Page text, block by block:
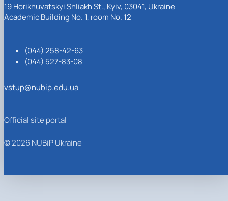
19 Horikhuvatskyi Shliakh St., Kyiv, 03041, Ukraine
Academic Building No. 1, room No. 12
(044) 258-42-63
(044) 527-83-08
vstup@nubip.edu.ua
Official site portal
© 2026 NUBiP Ukraine